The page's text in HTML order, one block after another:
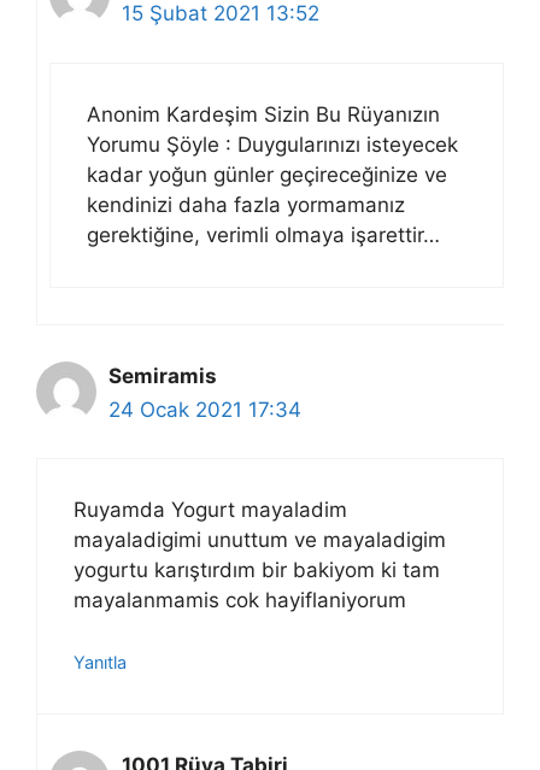
15 Şubat 2021 13:52
Anonim Kardeşim Sizin Bu Rüyanızın
Yorumu Şöyle : Duygularınızı isteyecek
kadar yoğun günler geçireceğinize ve
kendinizi daha fazla yormamanız
gerektiğine, verimli olmaya işarettir…
Semiramis
24 Ocak 2021 17:34
Ruyamda Yogurt mayaladim
mayaladigimi unuttum ve mayaladigim
yogurtu karıştırdım bir bakiyom ki tam
mayalanmamis cok hayiflaniyorum
Yanıtla
1001 Rüya Tabiri